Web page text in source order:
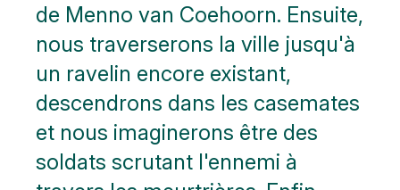
de Menno van Coehoorn. Ensuite,
nous traverserons la ville jusqu'à
un ravelin encore existant,
descendrons dans les casemates
et nous imaginerons être des
soldats scrutant l'ennemi à